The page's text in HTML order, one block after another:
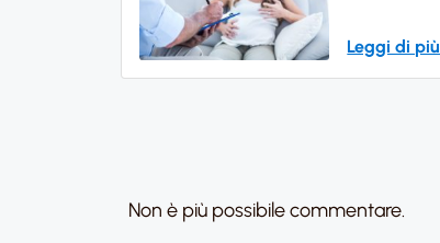
Leggi di più
Non è più possibile commentare.